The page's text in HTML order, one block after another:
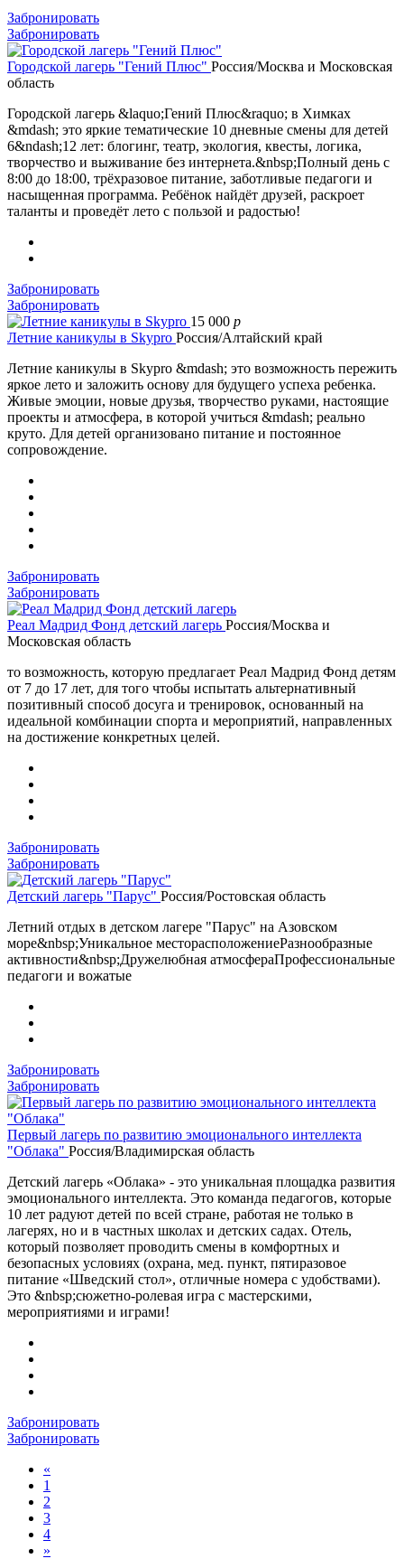
Забронировать
Забронировать
Городской лагерь "Гений Плюс" Россия/Москва и Московская
область
Городской лагерь &laquo;Гений Плюс&raquo; в Химках
&mdash; это яркие тематические 10 дневные смены для детей
6&ndash;12 лет: блогинг, театр, экология, квесты, логика,
творчество и выживание без интернета.&nbsp;Полный день с
8:00 до 18:00, трёхразовое питание, заботливые педагоги и
насыщенная программа. Ребёнок найдёт друзей, раскроет
таланты и проведёт лето с пользой и радостью!
Забронировать
Забронировать
15 000 p
Летние каникулы в Skypro Россия/Алтайский край
Летние каникулы в Skypro &mdash; это возможность пережить
яркое лето и заложить основу для будущего успеха ребенка.
Живые эмоции, новые друзья, творчество руками, настоящие
проекты и атмосфера, в которой учиться &mdash; реально
круто. Для детей организовано питание и постоянное
сопровождение.
Забронировать
Забронировать
Реал Мадрид Фонд детский лагерь Россия/Москва и
Московская область
то возможность, которую предлагает Реал Мадрид Фонд детям
от 7 до 17 лет, для того чтобы испытать альтернативный
позитивный способ досуга и тренировок, основанный на
идеальной комбинации спорта и мероприятий, направленных
на достижение конкретных целей.
Забронировать
Забронировать
Детский лагерь "Парус" Россия/Ростовская область
Летний отдых в детском лагере "Парус" на Азовском
море&nbsp;Уникальное месторасположениеРазнообразные
активности&nbsp;Дружелюбная атмосфераПрофессиональные
педагоги и вожатые
Забронировать
Забронировать
Первый лагерь по развитию эмоционального интеллекта
"Облака" Россия/Владимирская область
Детский лагерь «Облака» - это уникальная площадка развития
эмоционального интеллекта. Это команда педагогов, которые
10 лет радуют детей по всей стране, работая не только в
лагерях, но и в частных школах и детских садах. Отель,
который позволяет проводить смены в комфортных и
безопасных условиях (охрана, мед. пункт, пятиразовое
питание «Шведский стол», отличные номера с удобствами).
Это &nbsp;сюжетно-ролевая игра с мастерскими,
мероприятиями и играми!
Забронировать
Забронировать
«
1
2
3
4
»